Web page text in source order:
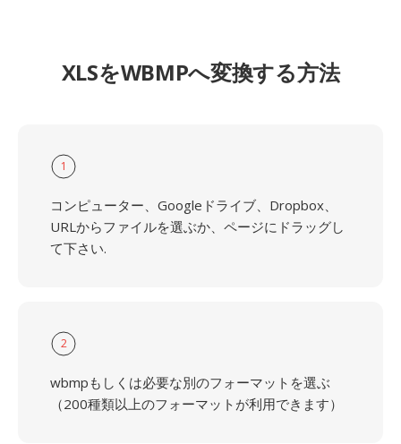
XLSをWBMPへ変換する方法
1
コンピューター、Googleドライブ、Dropbox、
URLからファイルを選ぶか、ページにドラッグし
て下さい.
2
wbmpもしくは必要な別のフォーマットを選ぶ
（200種類以上のフォーマットが利用できます）